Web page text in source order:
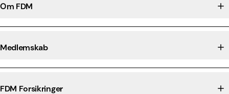
Om FDM
Medlemskab
FDM Forsikringer